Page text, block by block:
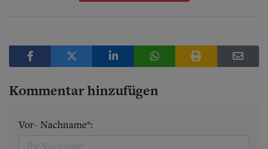
Kommentar hinzufügen
Vor- Nachname*: